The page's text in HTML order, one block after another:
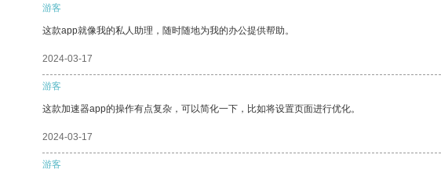
游客
这款app就像我的私人助理，随时随地为我的办公提供帮助。
2024-03-17
游客
这款加速器app的操作有点复杂，可以简化一下，比如将设置页面进行优化。
2024-03-17
游客